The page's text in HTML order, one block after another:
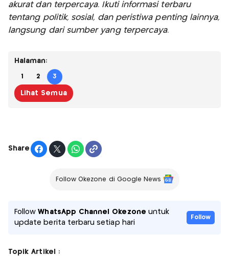
akurat dan terpercaya. Ikuti informasi terbaru
tentang politik, sosial, dan peristiwa penting lainnya,
langsung dari sumber yang terpercaya.
Halaman:
1 2 3
Lihat Semua
Share
Follow Okezone di Google News
FollowWhatsApp Channel Okezone untuk
update berita terbaru setiap hari
Follow
Topik Artikel :